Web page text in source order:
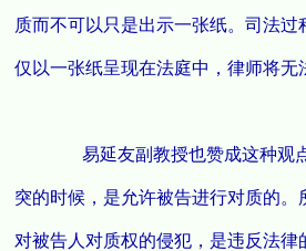
质而不可以只是出示一张纸。司法
仅以一张纸呈现在法庭中，律师将
易延友副教授也赞成这种观点
突的时候，是允许被告进行对质的
对被告人对质权的侵犯，是违反法律